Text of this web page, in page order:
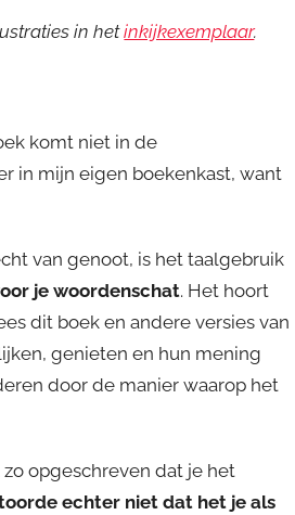
in hetinkijkexemplaar.
komt niet in de
in mijn eigen boekenkast, want
van genoot, is het taalgebruik
je woordenschat. Het hoort
dit boek en andere versies van
genieten en hun mening
door de manier waarop het
opgeschreven dat je het
echter niet dat het je als